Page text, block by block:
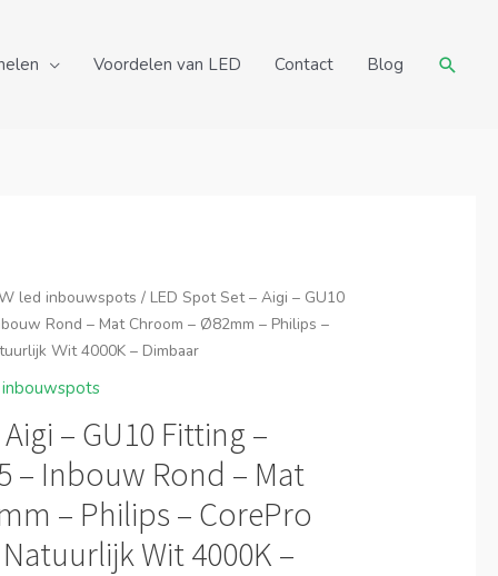
Voordelen van LED Contact Blog
led inbouwspots / LED Spot Set – Aigi – GU10
Rond – Mat Chroom – Ø82mm – Philips –
Wit 4000K – Dimbaar
– GU10 Fitting –
– Inbouw Rond – Mat
– Philips – CorePro
Natuurlijk Wit 4000K –